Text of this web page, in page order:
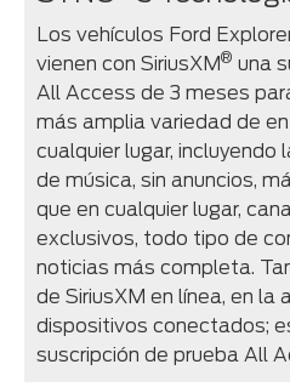
Los vehículos Ford
vienen con SiriusXM® una
All Access de 3 meses
más amplia variedad de
cualquier lugar, incluyendo
de música, sin anuncios,
que en cualquier lugar,
exclusivos, todo tipo de
noticias más completa.
de SiriusXM en línea, en la
dispositivos conectados;
suscripción de prueba All